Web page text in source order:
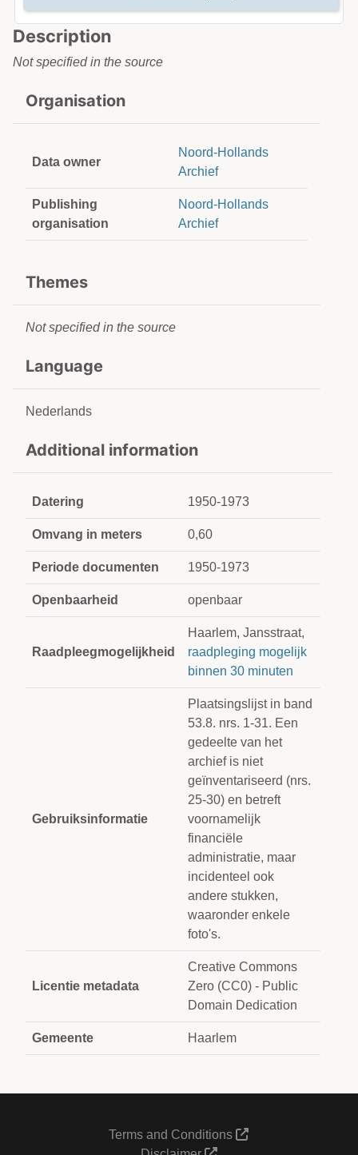
Description
Not specified in the source
Organisation
Data owner
Noord-Hollands
Archief
Publishing
organisation
Noord-Hollands
Archief
Themes
Not specified in the source
Language
Nederlands
Additional information
Datering 1950-1973
Omvang in meters 0,60
Periode documenten 1950-1973
Openbaarheid openbaar
Raadpleegmogelijkheid
Haarlem, Jansstraat,
raadpleging mogelijk
binnen 30 minuten
Gebruiksinformatie
Plaatsingslijst in band
53.8. nrs. 1-31. Een
gedeelte van het
archief is niet
geïnventariseerd (nrs.
25-30) en betreft
voornamelijk
financiële
administratie, maar
incidenteel ook
andere stukken,
waaronder enkele
foto's.
Licentie metadata
Creative Commons
Zero (CC0) - Public
Domain Dedication
Gemeente Haarlem
Terms and Conditions